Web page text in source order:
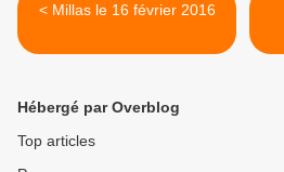
< Millas le 16 février 2016
Hébergé par Overblog
Top articles